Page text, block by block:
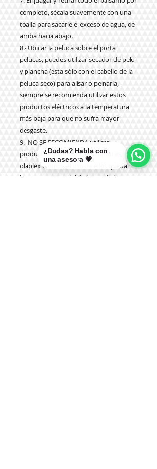
completo, sécala suavemente con una
toalla para sacarle el exceso de agua, de
arriba hacia abajo.
8.- Ubicar la peluca sobre el porta
pelucas, puedes utilizar secador de pelo
y plancha (esta sólo con el cabello de la
peluca seco) para alisar o peinarla,
siempre se recomienda utilizar estos
productos eléctricos a la temperatura
más baja para que no sufra mayor
desgaste.
9.- NO SE RECOMIENDA utilizar
productos químicos como tinturas,
olaplex u otros, el uso de ellos queda
bajo su responsabilidad y no de la
¿Dudas? Habla con
una asesora 💗